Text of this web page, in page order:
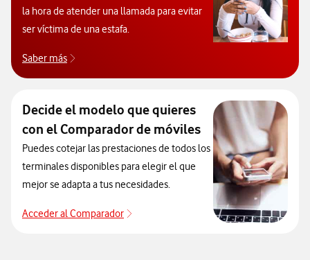
la hora de atender una llamada para evitar
ser víctima de una estafa.
Saber más
Decide el modelo que quieres
con el Comparador de móviles
Puedes cotejar las prestaciones de todos los
terminales disponibles para elegir el que
mejor se adapta a tus necesidades.
Acceder al Comparador
Para elegir un modelo de móvil antes